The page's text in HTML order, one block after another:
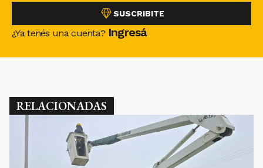
SUSCRIBITE
¿Ya tenés una cuenta? Ingresá
RELACIONADAS